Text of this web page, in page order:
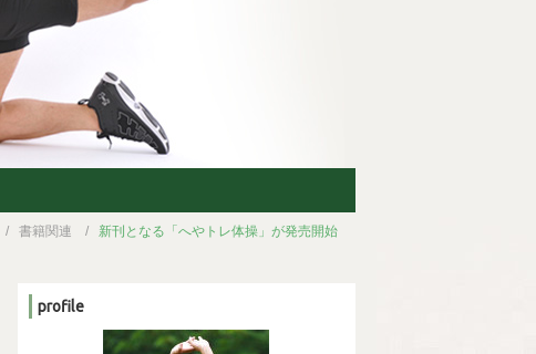
書籍関連 新刊となる「へやトレ体操」が発売開始
profile